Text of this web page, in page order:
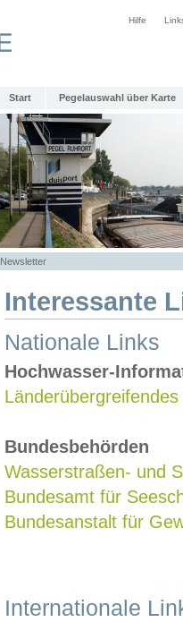
Hilfe
Start Pegelauswahl über Karte
Newsletter
Interessante
Nationale Links
Hochwasser-
Bundesbehörden
Wasserstraßen- und
Bundesamt für
Bundesanstalt für
Internationale